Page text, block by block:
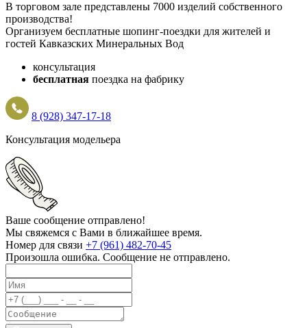
В торговом зале представлены 7000 изделий собственного
производства!
Организуем бесплатные шопинг-поездки для жителей и
гостей Кавказских Минеральных Вод
консультация
бесплатная поездка на фабрику
8 (928) 347-17-18
Консультация модельера
Ваше сообщение отправлено!
Мы свяжемся с Вами в ближайшее время.
Номер для связи +7 (961) 482-70-45
Произошла ошибка. Сообщение не отправлено.